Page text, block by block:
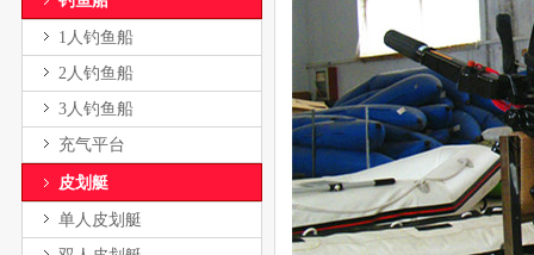
1人钓鱼船
2人钓鱼船
3人钓鱼船
充气平台
皮划艇
单人皮划艇